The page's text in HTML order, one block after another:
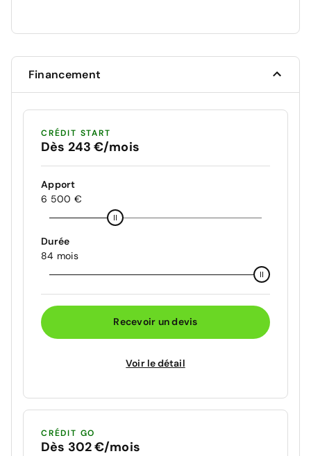
Financement
CRÉDIT START
Dès 243 €/mois
Apport
6 500 €
Durée
84 mois
Recevoir un devis
Voir le détail
CRÉDIT GO
Dès 302 €/mois